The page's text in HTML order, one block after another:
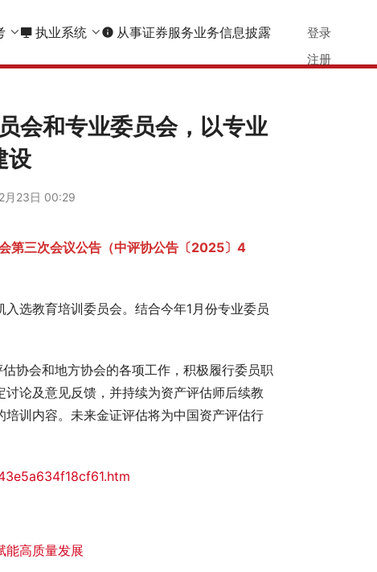
执业系统 info 从事证券服务业务信息披露
登录
注册
会和专业委员会，以专业
设
月23日 00:29
第三次会议公告（中评协公告〔2025〕4
选教育培训委员会。结合今年1月份专业委员
协会和地方协会的各项工作，积极履行委员职
论及意见反馈，并持续为资产评估师后续教
训内容。未来金证评估将为中国资产评估行
能高质量发展